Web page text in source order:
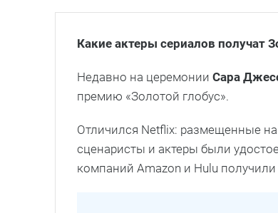
Какие актеры сериалов получат
Недавно на церемонии Сара
премию «Золотой глобус».
Отличился Netflix: размещенные
сценаристы и актеры были
компаний Amazon и Hulu